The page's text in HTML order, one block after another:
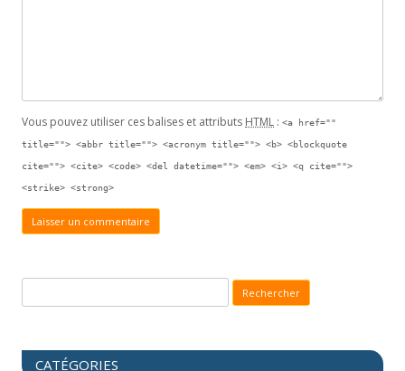
Vous pouvez utiliser ces balises et attributs HTML : <a href=""
title=""> <abbr title=""> <acronym title=""> <b> <blockquote
cite=""> <cite> <code> <del datetime=""> <em> <i> <q cite="">
<strike> <strong>
CATÉGORIES